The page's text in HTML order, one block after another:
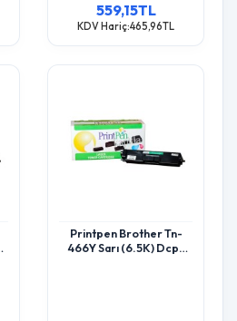
559,15TL
KDV Hariç:465,96TL
Printpen Brother Tn-
466Y Sarı (6.5K) Dcp-